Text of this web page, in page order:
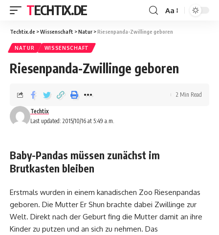
TECHTIX.DE Aa
Techtix.de >Wissenschaft >Natur >Riesenpanda-Zwillinge geboren
NATUR WISSENSCHAFT
Riesenpanda-Zwillinge geboren
Last updated: 2015/10/16 at 5:49 a.m.
Techtix
2 Min Read
Baby-Pandas müssen zunächst im
Brutkasten bleiben
Erstmals wurden in einem kanadischen Zoo Riesenpandas
geboren. Die Mutter Er Shun brachte dabei Zwillinge zur
Welt. Direkt nach der Geburt fing die Mutter damit an ihre
Kinder zu putzen und an sich zu nehmen. Das